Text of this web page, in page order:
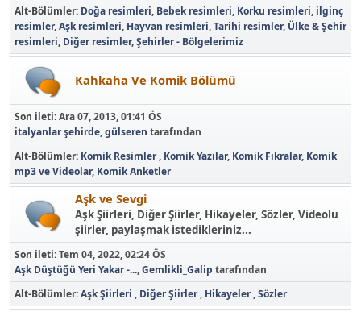
Alt-Bölümler Doğa resimleri Bebek resimleri Korku resimleri ilginç
resimler Aşk resimleri Hayvan resimleri Tarihi resimler Ülke & Şehir
resimleri Diğer resimler Şehirler - Bölgelerimiz
Kahkaha Ve Komik Bölümü
Son ileti:Ara 07, 2013, 01:41 ÖS
italyanlar şehirde,gülseren tarafından
Alt-Bölümler Komik Resimler Komik Yazılar Komik Fıkralar Komik
mp3 ve Videolar Komik Anketler
Aşk ve Sevgi
Aşk Şiirleri, Diğer Şiirler, Hikayeler, Sözler, Videolu
şiirler, paylaşmak istedikleriniz...
Son ileti:Tem 04, 2022, 02:24 ÖS
Aşk Düştüğü Yeri Yakar -...,Gemlikli_Galip tarafından
Alt-Bölümler Aşk Şiirleri Diğer Şiirler Hikayeler Sözler